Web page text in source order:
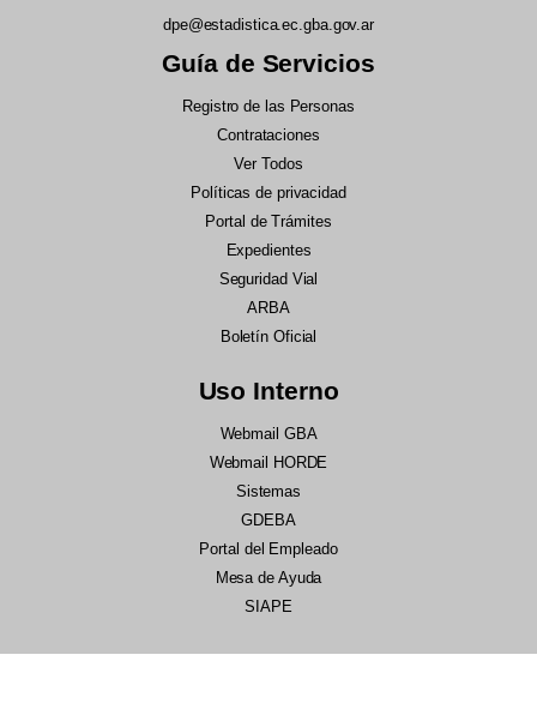
dpe@estadistica.ec.gba.gov.ar
Guía de Servicios
Registro de las Personas
Contrataciones
Ver Todos
Políticas de privacidad
Portal de Trámites
Expedientes
Seguridad Vial
ARBA
Boletín Oficial
Uso Interno
Webmail GBA
Webmail HORDE
Sistemas
GDEBA
Portal del Empleado
Mesa de Ayuda
SIAPE